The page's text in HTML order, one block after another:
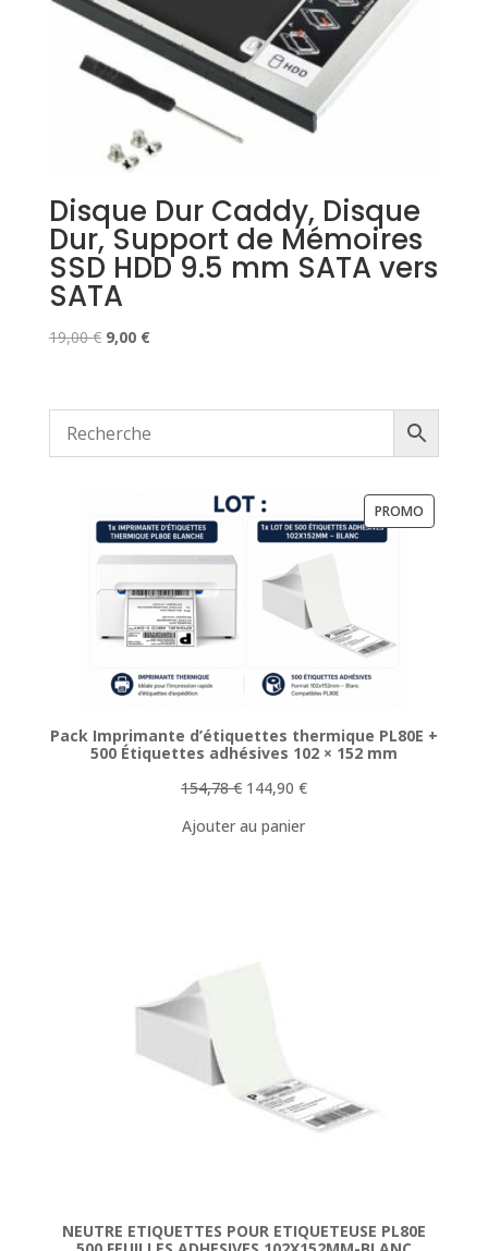
Disque Dur Caddy, Disque
Dur, Support de Mémoires
SSD HDD 9.5 mm SATA vers
SATA
19,00€ Le
était :
19,00 €.
9,00 €Le
est :
9,00 €.
PROMO
Pack Imprimante d’étiquettes thermique PL80E +
500 Étiquettes adhésives 102 × 152 mm
154,78€ Le
initial
144,90 €Le
Ajouter au panier
NEUTRE ETIQUETTES POUR ETIQUETEUSE PL80E